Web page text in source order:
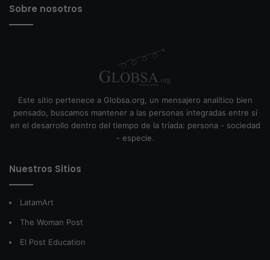
Sobre nosotros
Este sitio pertenece a Globsa.org, un mensajero analítico bien
pensado, buscamos mantener a las personas integradas entre sí
en el desarrollo dentro del tiempo de la tríada: persona - sociedad
- especie.
Nuestros Sitios
LatamArt
The Woman Post
El Post Education